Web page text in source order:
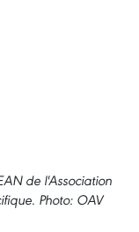
de l'Association
Photo: OAV